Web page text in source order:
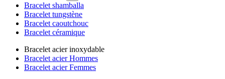
Bracelet shamballa
Bracelet tungstène
Bracelet caoutchouc
Bracelet céramique
Bracelet acier inoxydable
Bracelet acier Hommes
Bracelet acier Femmes